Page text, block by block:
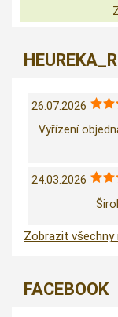
26.07.2026
Vyřízení
24.03.2026
Zobrazit všechny
FACEBOOK